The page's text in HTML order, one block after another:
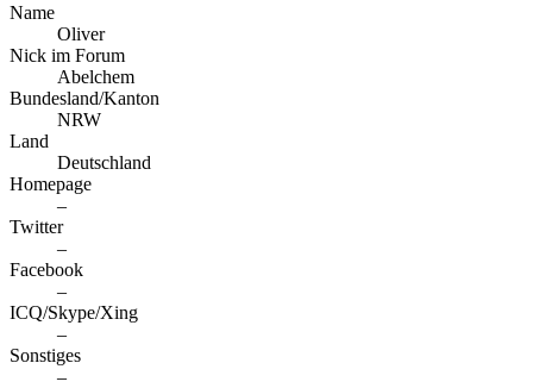
Name
Oliver
Nick im Forum
Abelchem
Bundesland/Kanton
NRW
Land
Deutschland
Homepage
–
Twitter
–
Facebook
–
ICQ/Skype/Xing
–
Sonstiges
–